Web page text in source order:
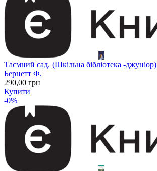
Таємний сад. (Шкільна бібліотека -джуніор)
Бернетт Ф.
290,00 грн
Купити
-0%